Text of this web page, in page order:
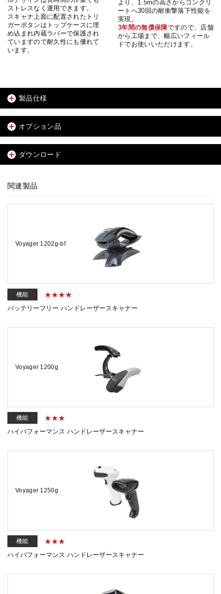
ストレスなく運用できます。
スキャナ上面に配置されたトリ
ガーボタンはトップケースに埋
め込まれ内蔵ラバーで保護され
ていますので耐久性にも優れて
います。
より、1.5mの高さからコンクリ
ートへ30回の耐衝撃落下性能を
実現。
3年間の無償保障ですので、店舗
から工場まで、幅広いフィール
ドでお使いいただけます。
製品仕様
オプション品
ダウンロード
関連製品
Voyager 1202g-bf
機能
バッテリーフリー ハンドレーザースキャナー
Voyager 1200g
機能
ハイパフォーマンス ハンドレーザースキャナー
Voyager 1250g
機能
ハイパフォーマンス ハンドレーザースキャナー